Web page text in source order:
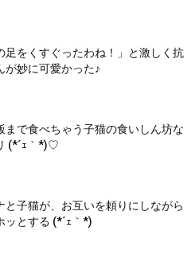
足をくすぐったわね！」と激しく抗
が妙に可愛かった♪
まで食べちゃう子猫の食いしん坊な
(*´ｪ｀*)♡
と子猫が、お互いを頼りにしながら
ッとする (*´ｪ｀*)